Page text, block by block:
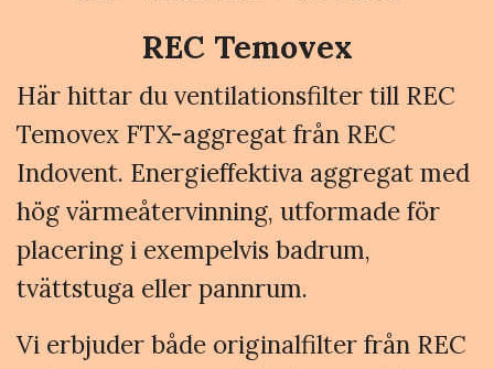
REC Temovex
Här hittar du ventilationsfilter till REC
Temovex FTX-aggregat från REC
Indovent. Energieffektiva aggregat med
hög värmeåtervinning, utformade för
placering i exempelvis badrum,
tvättstuga eller pannrum.
Vi erbjuder både originalfilter från REC